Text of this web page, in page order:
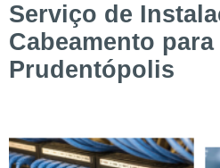
Serviço de
Cabeamento para
Prudentópolis